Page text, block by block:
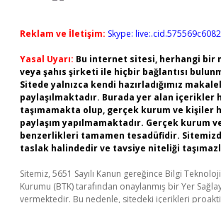
Reklam ve İletişim: Skype:
Yasal Uyarı: Bu internet sitesi, herhangi bir
veya şahıs şirketi ile hiçbir bağlantısı
Sitede yalnızca kendi hazırladığımız
paylaşılmaktadır. Burada yer alan içerikler
taşımamakta olup, gerçek kurum ve kişiler
paylaşım yapılmamaktadır. Gerçek kurum
benzerlikleri tamamen tesadüfidir.
taslak halindedir ve tavsiye niteliği
Sitemiz, 5651 Sayılı Kanun gereğince Bilgi
Kurumu (BTK) tarafından onaylanmış bir Yer
vermektedir. Bu nedenle, sitedeki içerikleri